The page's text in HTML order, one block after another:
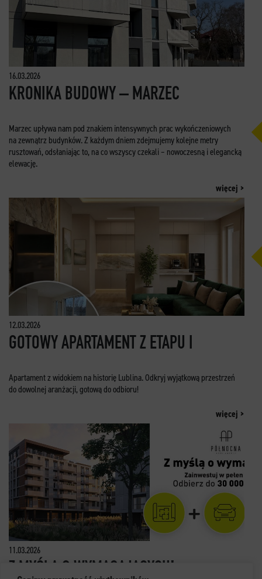
16.03.2026
KRONIKA BUDOWY – MARZEC
Marzec upływa nam pod znakiem intensywnych prac wykończeniowych
na zewnątrz budynków. Z każdym dniem zdejmujemy kolejne metry
rusztowań, odsłaniając to, na co wszyscy czekali – nowoczesną i elegancką
elewację.
więcej >
12.03.2026
GOTOWY APARTAMENT Z ETAPU I
Apartament z widokiem na historię Lublina. Odkryj wyjątkową przestrzeń
do dowolnej aranżacji, gotową do odbioru!
więcej >
11.03.2026
Z MYŚLĄ O WYMAGAJĄCYCH!